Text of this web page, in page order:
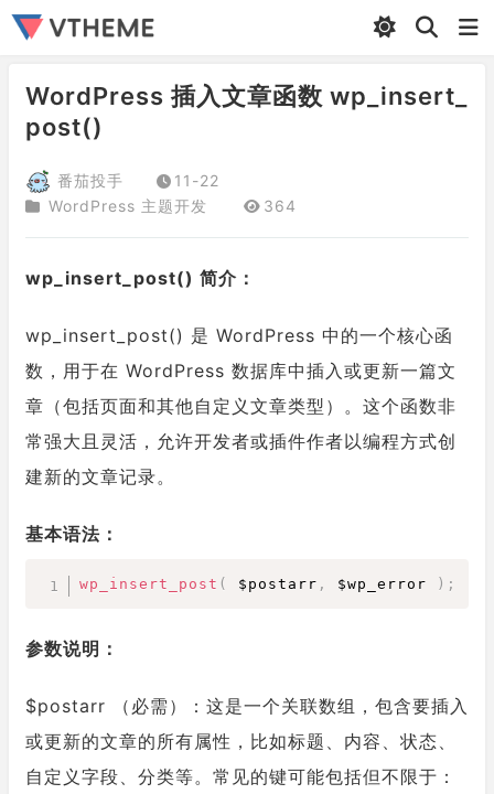
WordPress 插入文章函数 wp_insert_
post()
番茄投手
11-22
WordPress 主题开发
364
wp_insert_post() 简介：
wp_insert_post() 是 WordPress 中的一个核心函
数，用于在 WordPress 数据库中插入或更新一篇文
章（包括页面和其他自定义文章类型）。这个函数非
常强大且灵活，允许开发者或插件作者以编程方式创
建新的文章记录。
基本语法：
wp_insert_post ( $postarr , $wp_error ) ;
参数说明：
$postarr （必需）：这是一个关联数组，包含要插入
或更新的文章的所有属性，比如标题、内容、状态、
自定义字段、分类等。常见的键可能包括但不限于：